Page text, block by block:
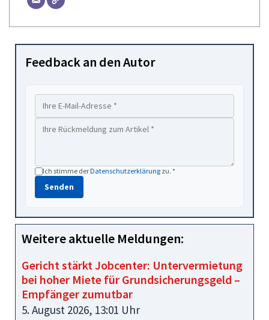
Feedback an den Autor
Ich stimme derDatenschutzerklärung zu. *
Senden
Weitere aktuelle Meldungen:
Gericht stärkt Jobcenter: Untervermietung
bei hoher Miete für Grundsicherungsgeld –
Empfänger zumutbar
5. August 2026, 13:01 Uhr